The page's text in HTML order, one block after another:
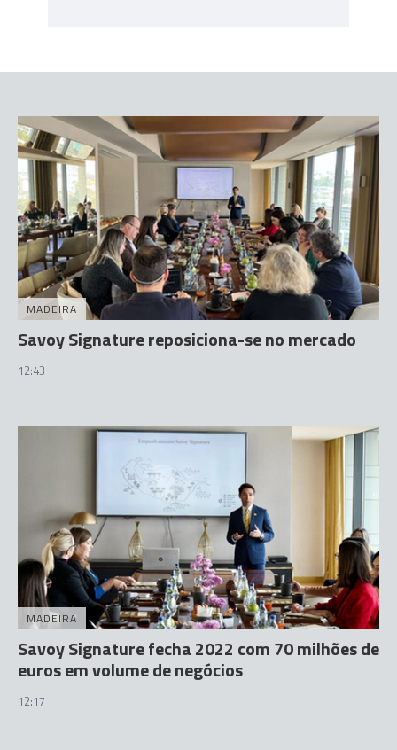
MADEIRA
Savoy Signature reposiciona-se no mercado
12:43
MADEIRA
Savoy Signature fecha 2022 com 70 milhões de
euros em volume de negócios
12:17